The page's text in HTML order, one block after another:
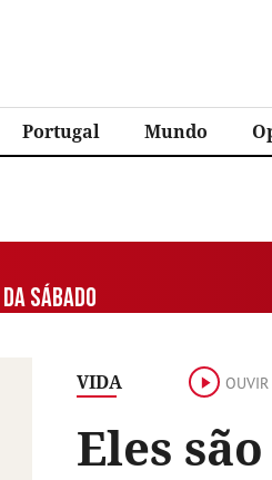
Portugal Mundo
SÁBADO
VIDA OUVIR
Eles